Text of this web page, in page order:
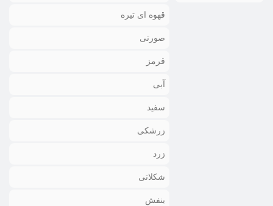
قهوه ای تیره
صورتی
قرمز
آبی
سفید
زرشکی
زرد
شکلاتی
بنفش